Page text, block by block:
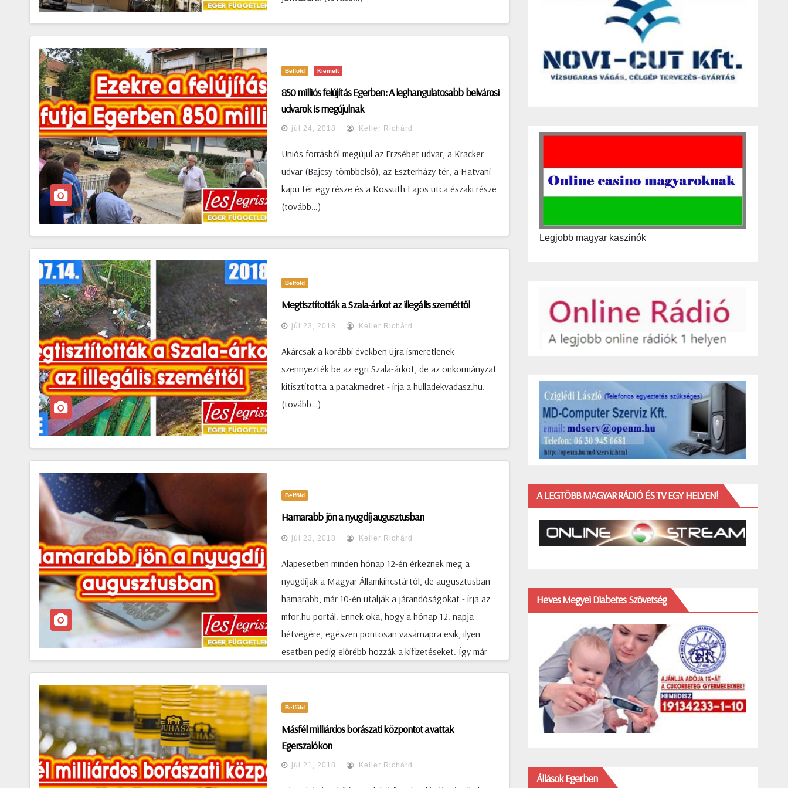
Belföld Kiemelt
850 milliós felújítás Egerben: A leghangulatosabb belvárosi
udvarok is megújulnak
júl 24, 2018 Keller Richárd
Uniós forrásból megújul az Erzsébet udvar, a Kracker
udvar (Bajcsy-tömbbelső), az Eszterházy tér, a Hatvani
kapu tér egy része és a Kossuth Lajos utca északi része.
(tovább…)
Belföld
Megtisztították a Szala-árkot az illegális szeméttől
júl 23, 2018 Keller Richárd
Akárcsak a korábbi években újra ismeretlenek
szennyezték be az egri Szala-árkot, de az önkormányzat
kitisztította a patakmedret - írja a hulladekvadasz.hu.
(tovább…)
Belföld
Hamarabb jön a nyugdíj augusztusban
júl 23, 2018 Keller Richárd
Alapesetben minden hónap 12-én érkeznek meg a
nyugdíjak a Magyar Államkincstártól, de augusztusban
hamarabb, már 10-én utalják a járandóságokat - írja az
mfor.hu portál. Ennek oka, hogy a hónap 12. napja
hétvégére, egészen pontosan vasárnapra esik, ilyen
esetben pedig előrébb hozzák a kifizetéseket. Így már
esik, ezért azon a napon landolnak a nyugdíjak a
számlákon. Decemberben azonban sokkal hamarabb, már
a hónap elején megjelenik a számlákon a pénz: az
Belföld
Másfél milliárdos borászati központot avattak
Egerszalókon
júl 21, 2018 Keller Richárd
Legjobb magyar kaszinók
A LEGTÖBB MAGYAR RÁDIÓ ÉS TV EGY HELYEN!
Heves Megyei Diabetes Szövetség
Állások Egerben